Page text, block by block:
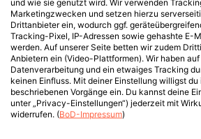
und wie sie genutzt wird. Wir verwenden
Marketingzwecken und setzen hierzu
Drittanbieter ein, wodurch ggf.
Tracking-Pixel, IP-Adressen sowie gehashte E-
werden. Auf unserer Seite betten wir zudem
Anbietern ein (Video-Plattformen). Wir haben
Datenverarbeitung und ein etwaiges Tracking
keinen Einfluss. Mit deiner Einstellung willigst du
beschriebenen Vorgänge ein. Du kannst deine
unter „Privacy-Einstellungen“) jederzeit mit
widerrufen. (BoD-Impressum)